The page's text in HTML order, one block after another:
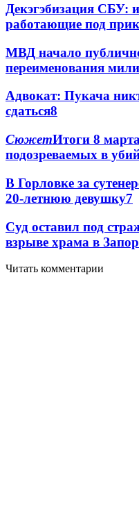
Декэгэбизация СБУ:
работающие под
МВД начало
переименования
Адвокат: Пукача
сдаться8
СюжетИтоги 8
подозреваемых в
В Горловке за
20-летнюю девушку7
Суд оставил под
взрыве храма в
Читать комментарии